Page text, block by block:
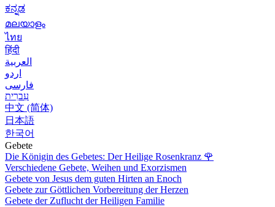
ಕನ್ನಡ
മലയാളം
ไทย
हिंदी
العربية
اردو
فارسی
עִברִית
中文 (简体)
日本語
한국어
Gebete
Die Königin des Gebetes: Der Heilige Rosenkranz 🌹
Verschiedene Gebete, Weihen und Exorzismen
Gebete von Jesus dem guten Hirten an Enoch
Gebete zur Göttlichen Vorbereitung der Herzen
Gebete der Zuflucht der Heiligen Familie